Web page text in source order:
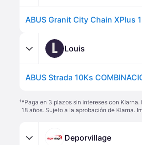
ABUS Granit City Chain XPlus
L Louis
ABUS Strada 10Ks
¹*Paga en 3 plazos sin intereses con
18 años. Sujeto a la aprobación de Klarna.
Deporvillage